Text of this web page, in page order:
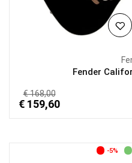
Fender
€ 168,00
€ 159,60
-5%